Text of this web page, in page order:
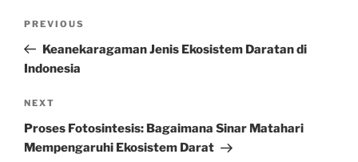
Previous
Post
PREVIOUS
Keanekaragaman Jenis Ekosistem Daratan di
Indonesia
Next
Post
NEXT
Proses Fotosintesis: Bagaimana Sinar Matahari
Mempengaruhi Ekosistem Darat